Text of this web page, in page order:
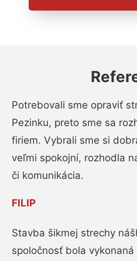
Potrebovali sme opraviť
Pezinku, preto sme sa
firiem. Vybrali sme si
veľmi spokojní, rozhodla
či komunikácia.
FILIP
Stavba šikmej strechy
spoločnosť bola